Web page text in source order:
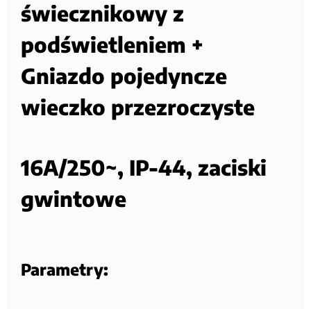
świecznikowy z
podświetleniem +
Gniazdo pojedyncze
wieczko przezroczyste
16A/250~, IP-44, zaciski
gwintowe
Parametry: